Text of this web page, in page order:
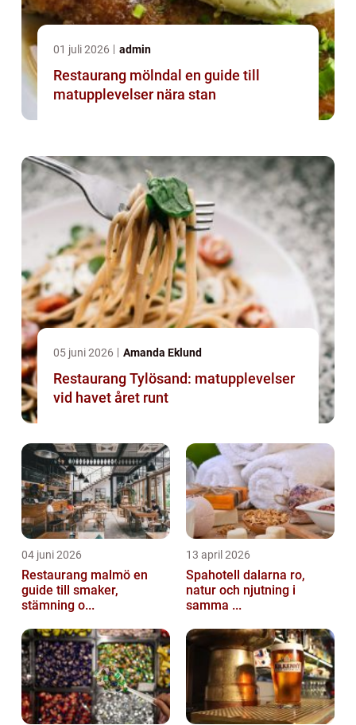
01 juli 2026 admin
Restaurang mölndal en guide till
matupplevelser nära stan
05 juni 2026 Amanda Eklund
Restaurang Tylösand: matupplevelser
vid havet året runt
04 juni 2026
Restaurang malmö en
guide till smaker,
stämning o...
13 april 2026
Spahotell dalarna ro,
natur och njutning i
samma ...